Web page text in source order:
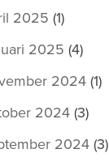
2025 (1)
2025 (4)
2024 (1)
2024 (3)
2024 (3)